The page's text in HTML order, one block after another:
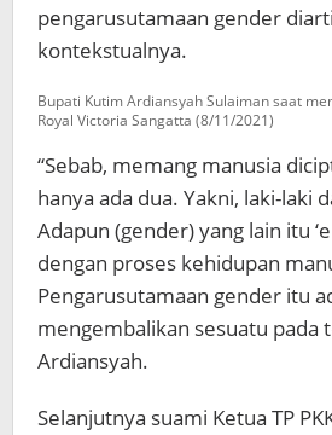
pengarusutamaan gender
kontekstualnya.
Bupati Kutim Ardiansyah Sulaiman saat
Royal Victoria Sangatta (8/11/2021)
“Sebab, memang manusia
hanya ada dua. Yakni, laki-laki
Adapun (gender) yang lain itu
dengan proses kehidupan
Pengarusutamaan gender itu
mengembalikan sesuatu pada
Ardiansyah.
Selanjutnya suami Ketua TP